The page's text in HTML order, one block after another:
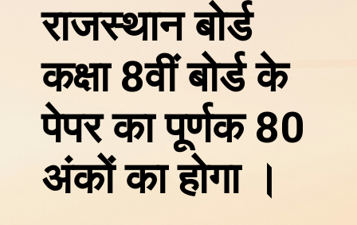
राजस्थान बोर्ड
कक्षा 8वीं बोर्ड के
पेपर का पूर्णक 80
अंकों का होगा ।